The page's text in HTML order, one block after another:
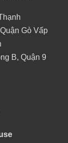
Gò Vấp
B, Quận 9